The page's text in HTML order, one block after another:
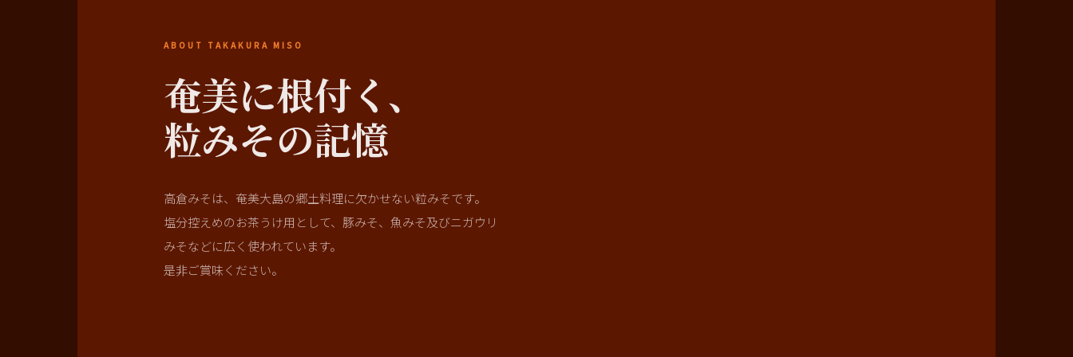
ABOUT TAKAKURA MISO
奄美に根付く、
粒みその記憶
高倉みそは、奄美大島の郷土料理に欠かせない粒みそです。
塩分控えめのお茶うけ用として、豚みそ、魚みそ及びニガウリ
みそなどに広く使われています。
是非ご賞味ください。